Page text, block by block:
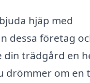
hjäp med
dessa företag
din trädgård en
drömmer om en